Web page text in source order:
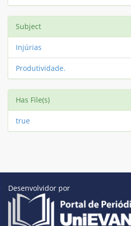
Subject
Injúrias
Produtividade.
Has File(s)
true
Desenvolvidor por